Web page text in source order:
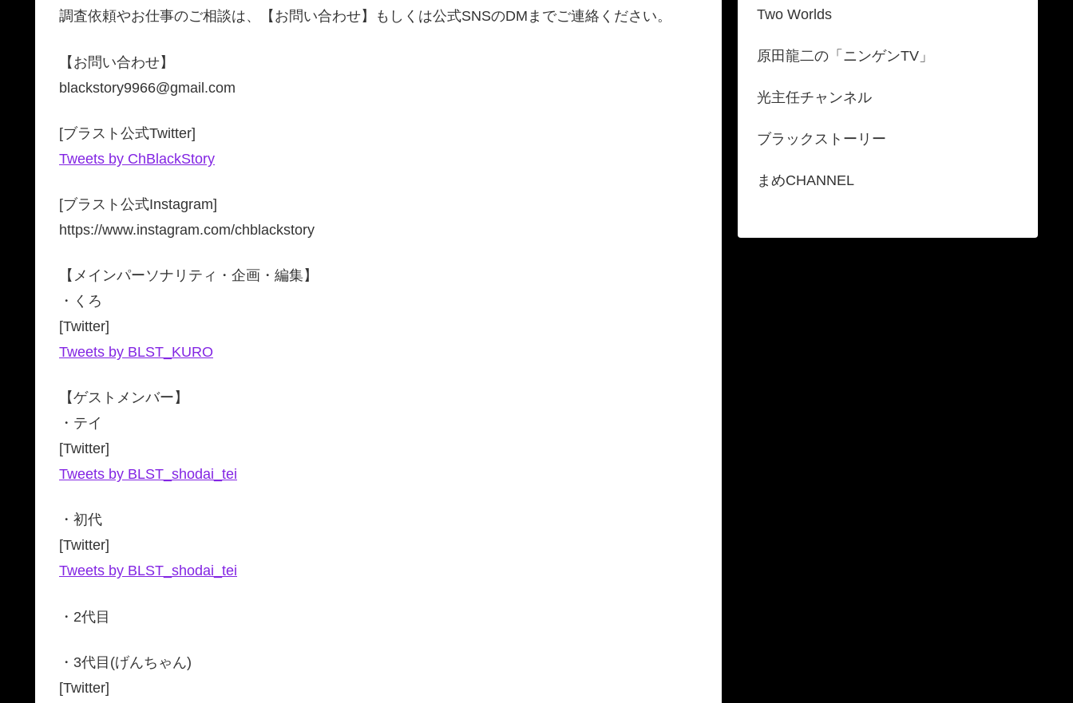
調査依頼やお仕事のご相談は、【お問い合わせ】もしくは公式SNSのDMまでご連絡ください。
【お問い合わせ】
blackstory9966@gmail.com
[ブラスト公式Twitter]
Tweets by ChBlackStory
[ブラスト公式Instagram]
https://www.instagram.com/chblackstory
【メインパーソナリティ・企画・編集】
・くろ
[Twitter]
Tweets by BLST_KURO
【ゲストメンバー】
・テイ
[Twitter]
Tweets by BLST_shodai_tei
・初代
[Twitter]
Tweets by BLST_shodai_tei
・2代目
・3代目(げんちゃん)
[Twitter]
Two Worlds
原田龍二の「ニンゲンTV」
光主任チャンネル
ブラックストーリー
まめCHANNEL